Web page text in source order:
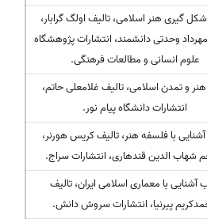
گیری هنر اسلامی، تالیف اولگ گرابار،
وحدتی دانشمند، انتشارات پژوهشگاه
علوم انسانی و مطالعات فرهنگی.
و تمدن اسلامی، تالیف غلامعلی حاتم،
انتشارات دانشگاه پیام نور.
با فلسفه هنر، تالیف کریس هورنر،
شهاب الدین قندهاری، انتشارات سراج.
آشنایی با معماری اسلامی ایران، تالیف
پیرنیا، انتشارات سروش دانش.